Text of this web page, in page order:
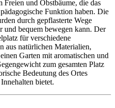
Freien und Obstbäume, die das
Funktion haben. Die
durch gepflasterte Wege
und bequem bewegen kann. Der
für verschiedene
aus natürlichen Materialien,
Garten mit aromatischen und
zum gesamten Platz
Bedeutung des Ortes
bietet.